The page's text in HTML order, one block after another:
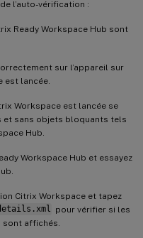
l’auto-vérification :
Ready Workspace Hub sont
sur l’appareil sur
est lancée.
Workspace est lancée se
et sans objets bloquants tels
Hub.
Workspace Hub et essayez
Citrix Workspace et tapez
pour vérifier si les
sont affichés.